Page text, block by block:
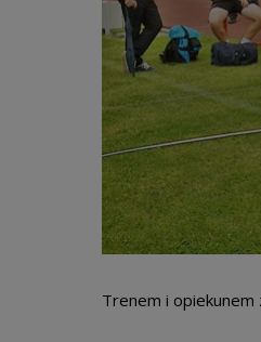
Trenem i opiekunem